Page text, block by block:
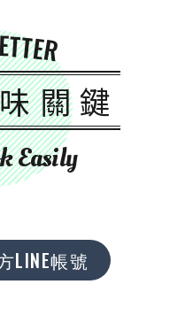
關鍵
Easily
LINE帳號